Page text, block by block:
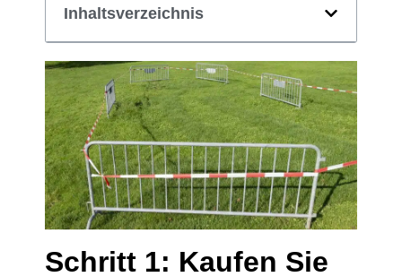
Inhaltsverzeichnis
Schritt 1: Kaufen Sie